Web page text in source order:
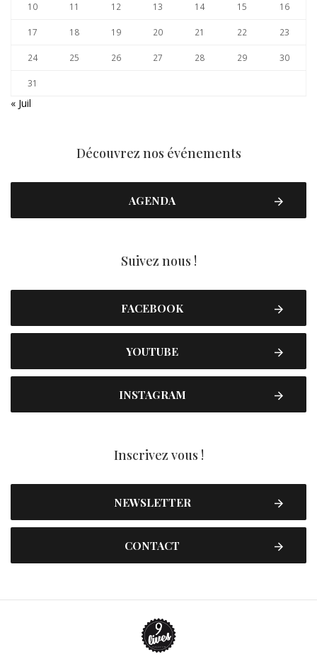
10 11 12 13 14 15 16
17 18 19 20 21 22 23
24 25 26 27 28 29 30
31
« Juil
Découvrez nos événements
AGENDA
Suivez nous !
FACEBOOK
YOUTUBE
INSTAGRAM
Inscrivez vous !
NEWSLETTER
CONTACT